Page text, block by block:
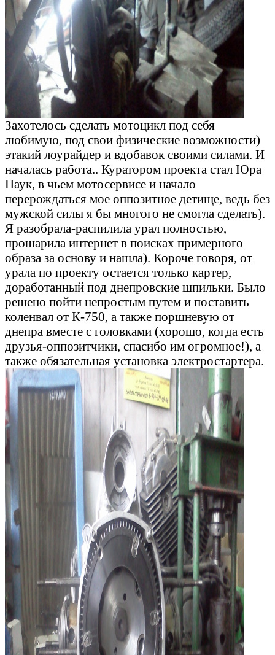
Захотелось сделать мотоцикл под себя
любимую, под свои физические возможности)
этакий лоурайдер и вдобавок своими силами. И
началась работа.. Куратором проекта стал Юра
Паук, в чьем мотосервисе и начало
перерождаться мое оппозитное детище, ведь без
мужской силы я бы многого не смогла сделать).
Я разобрала-распилила урал полностью,
прошарила интернет в поисках примерного
образа за основу и нашла). Короче говоря, от
урала по проекту остается только картер,
доработанный под днепровские шпильки. Было
решено пойти непростым путем и поставить
коленвал от К-750, а также поршневую от
днепра вместе с головками (хорошо, когда есть
друзья-оппозитчики, спасибо им огромное!), а
также обязательная установка электростартера.